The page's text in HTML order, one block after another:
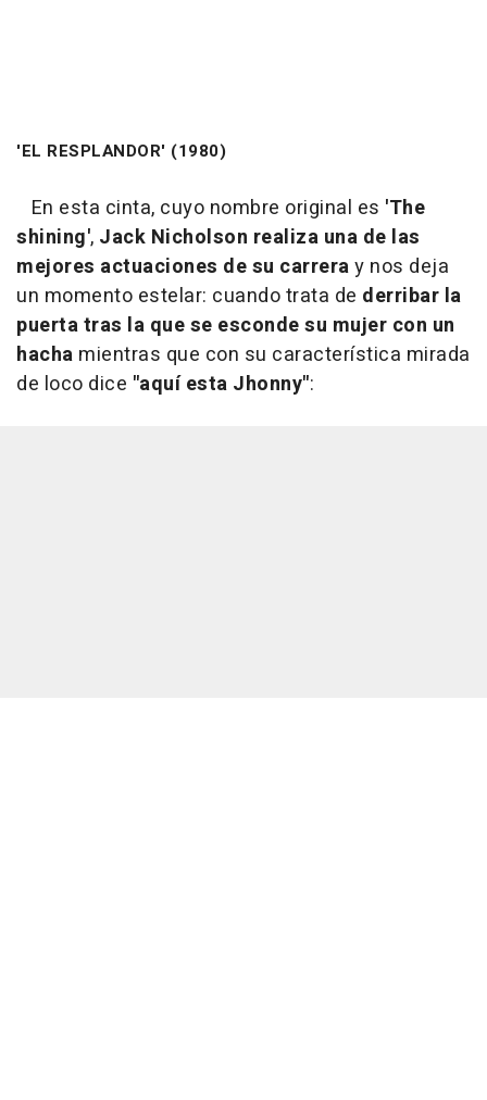
'EL RESPLANDOR' (1980)
En esta cinta, cuyo nombre original es 'The
shining', Jack Nicholson realiza una de las
mejores actuaciones de su carreray nos deja
un momento estelar: cuando trata de derribar la
puerta tras la que se esconde su mujer con un
hacha mientras que con su característica mirada
de loco dice "aquí esta Jhonny":